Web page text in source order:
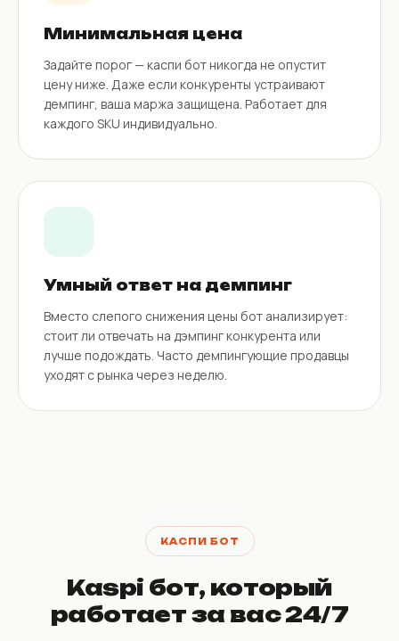
Минимальная цена
Задайте порог — каспи бот никогда не опустит
цену ниже. Даже если конкуренты устраивают
демпинг, ваша маржа защищена. Работает для
каждого SKU индивидуально.
Умный ответ на демпинг
Вместо слепого снижения цены бот анализирует:
стоит ли отвечать на дэмпинг конкурента или
лучше подождать. Часто демпингующие продавцы
уходят с рынка через неделю.
КАСПИ БОТ
Kaspi бот, который
работает за вас 24/7